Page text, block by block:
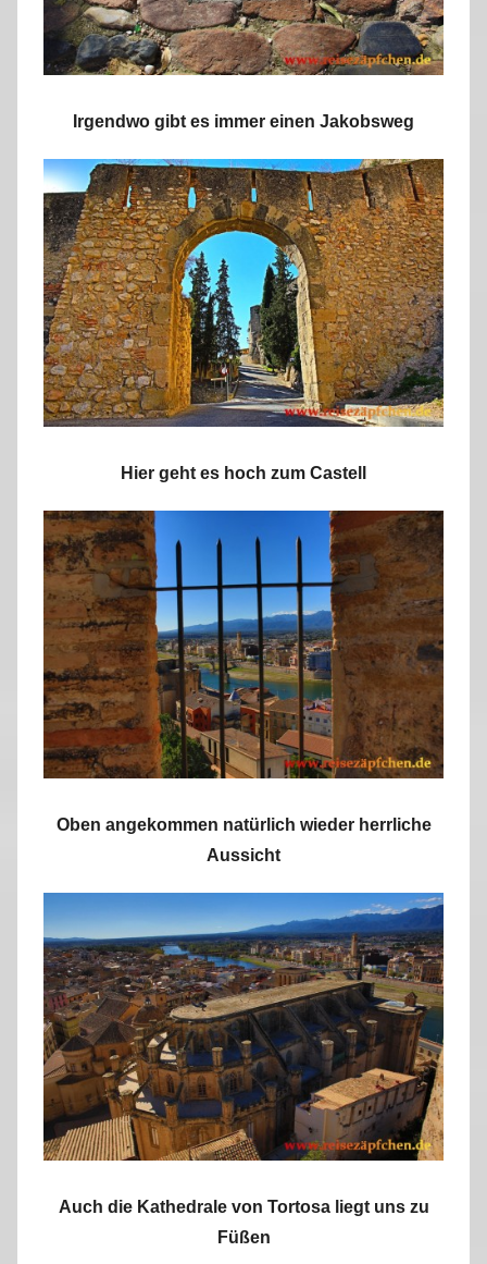
Irgendwo gibt es immer einen Jakobsweg
Hier geht es hoch zum Castell
Oben angekommen natürlich wieder herrliche
Aussicht
Auch die Kathedrale von Tortosa liegt uns zu
Füßen